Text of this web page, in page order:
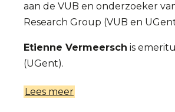
aan de VUB en onderzoeker
Research Group (VUB en
Etienne Vermeersch is
(UGent).
Lees meer